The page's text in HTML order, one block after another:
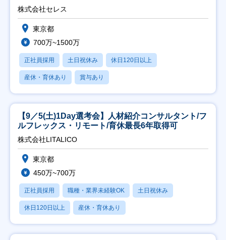
株式会社セレス
東京都
700万~1500万
正社員採用 土日祝休み 休日120日以上
産休・育休あり 賞与あり
【9／5(土)1Day選考会】人材紹介コンサルタント/フ
ルフレックス・リモート/育休最長6年取得可
株式会社LITALICO
東京都
450万~700万
正社員採用 職種・業界未経験OK 土日祝休み
休日120日以上 産休・育休あり